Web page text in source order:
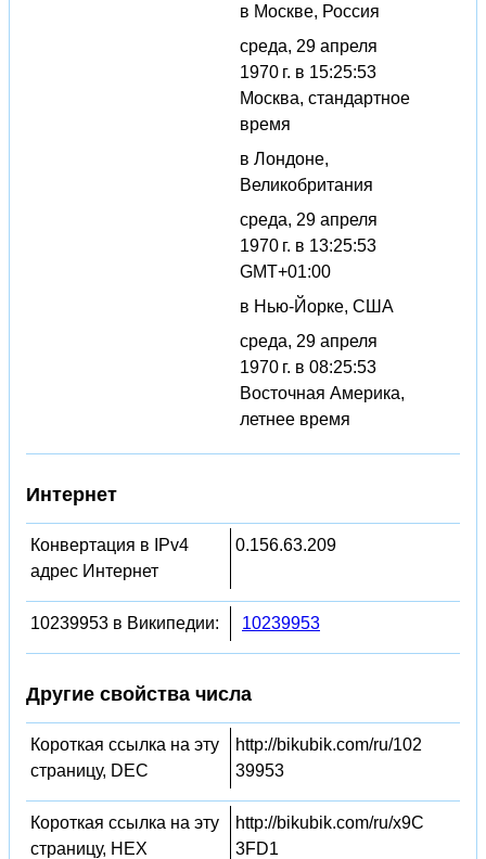
в Москве, Россия
среда, 29 апреля
1970 г. в 15:25:53
Москва, стандартное
время
в Лондоне,
Великобритания
среда, 29 апреля
1970 г. в 13:25:53
GMT+01:00
в Нью-Йорке, США
среда, 29 апреля
1970 г. в 08:25:53
Восточная Америка,
летнее время
Интернет
Конвертация в IPv4
адрес Интернет
0.156.63.209
10239953 в Википедии: 10239953
Другие свойства числа
Короткая ссылка на эту
страницу, DEC
http://bikubik.com/ru/102
39953
Короткая ссылка на эту
страницу, HEX
http://bikubik.com/ru/x9C
3FD1